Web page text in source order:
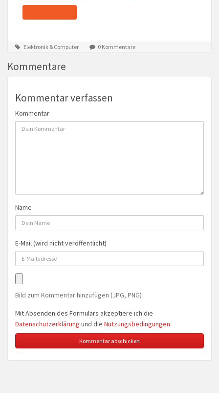
Elektronik & Computer 0 Kommentare
Kommentare
Kommentar verfassen
Kommentar
Name
E-Mail (wird nicht veröffentlicht)
Bild zum Kommentar hinzufügen (JPG, PNG)
Mit Absenden des Formulars akzeptiere ich die
Datenschutzerklärung und die Nutzungsbedingungen.